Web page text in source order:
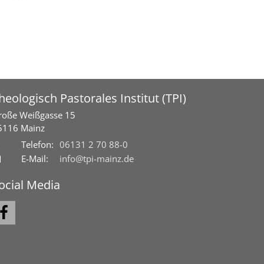
Pastorales Institut (TPI)
Weißgasse 15
Mainz
Telefon: 06131 2 70 88-0
E-Mail:
info@tpi-mainz.de
Media